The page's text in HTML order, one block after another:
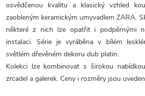
osvědčenou kvalitu a klasický vzhled
zaobleným keramickým umyvadlem ZARA.
některé z nich lze opatřit i podpěrnými
instalaci. Série je vyráběna v bílém
světlém dřevěném dekoru dub platin.
Kolekci lze kombinovat s širokou
zrcadel a galerek. Ceny i rozměry jsou